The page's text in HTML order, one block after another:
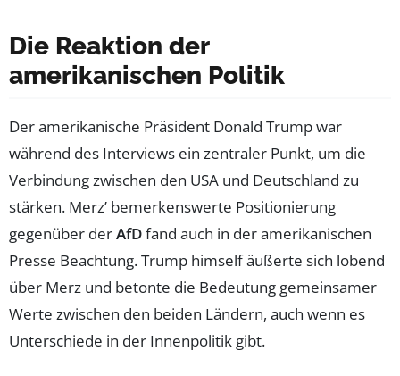
Die Reaktion der
amerikanischen Politik
Der amerikanische Präsident Donald Trump war
während des Interviews ein zentraler Punkt, um die
Verbindung zwischen den USA und Deutschland zu
stärken. Merz’ bemerkenswerte Positionierung
gegenüber derAfDfand auch in der amerikanischen
Presse Beachtung. Trump himself äußerte sich lobend
über Merz und betonte die Bedeutung gemeinsamer
Werte zwischen den beiden Ländern, auch wenn es
Unterschiede in der Innenpolitik gibt.